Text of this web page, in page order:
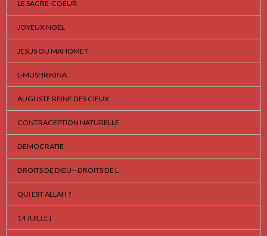
LE SACRE-COEUR
JOYEUX NOËL
JESUS OU MAHOMET
L-MUSHRIKINA
AUGUSTE REINE DES CIEUX
CONTRACEPTION NATURELLE
DEMOCRATIE
DROITS DE DIEU-- DROITS DE L
QUI EST ALLAH ?
14 JUILLET